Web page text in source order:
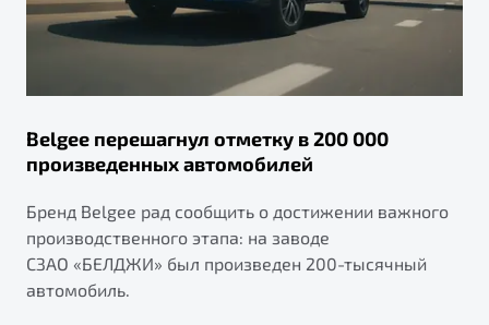
Belgee перешагнул отметку в 200 000
произведенных автомобилей
Бренд Belgee рад сообщить о достижении важного
производственного этапа: на заводе
СЗАО «БЕЛДЖИ» был произведен 200-тысячный
автомобиль.